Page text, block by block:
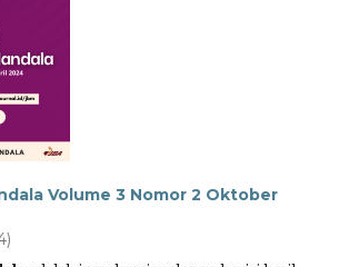
Volume 3 Nomor 2 Oktober